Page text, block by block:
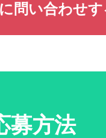
問い合わせ
募方法